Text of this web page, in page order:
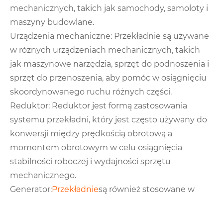
mechanicznych, takich jak samochody, samoloty i
maszyny budowlane.
Urządzenia mechaniczne: Przekładnie są używane
w różnych urządzeniach mechanicznych, takich
jak maszynowe narzędzia, sprzęt do podnoszenia i
sprzęt do przenoszenia, aby pomóc w osiągnięciu
skoordynowanego ruchu różnych części.
Reduktor: Reduktor jest formą zastosowania
systemu przekładni, który jest często używany do
konwersji między prędkością obrotową a
momentem obrotowym w celu osiągnięcia
stabilności roboczej i wydajności sprzętu
mechanicznego.
Generator:Przekładniesą również stosowane w